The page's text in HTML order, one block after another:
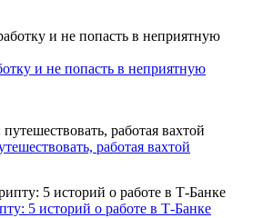
и не попасть в неприятную
работая вахтой
5 историй о работе в Т-Банке